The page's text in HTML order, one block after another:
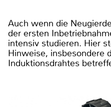
Auch wenn die
der ersten
intensiv studieren. Hier
Hinweise, insbesondere
Induktionsdrahtes